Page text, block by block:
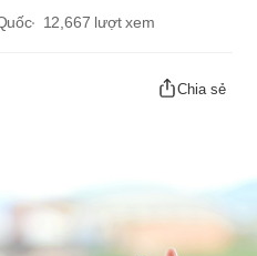
12,667 lượt xem
Chia sẻ